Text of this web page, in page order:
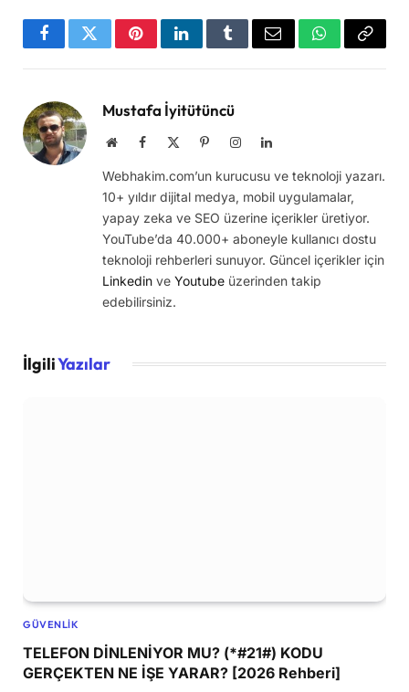
FacebookTwitterPinterestLinkedInTumblrEmail WhatsApp
Copy
Mustafa İyitütüncü
WebsiteFacebook PinterestInstagramLinkedIn
Webhakim.com’un kurucusu ve teknoloji yazarı.
10+ yıldır dijital medya, mobil uygulamalar,
yapay zeka ve SEO üzerine içerikler üretiyor.
YouTube’da 40.000+ aboneyle kullanıcı dostu
teknoloji rehberleri sunuyor. Güncel içerikler için
Linkedin ve Youtube üzerinden takip
edebilirsiniz.
İlgiliYazılar
GÜVENLIK
TELEFON DİNLENİYOR MU? (*#21#) KODU
GERÇEKTEN NE İŞE YARAR? [2026 Rehberi]